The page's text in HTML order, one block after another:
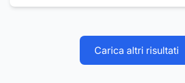
Carica altri risultati